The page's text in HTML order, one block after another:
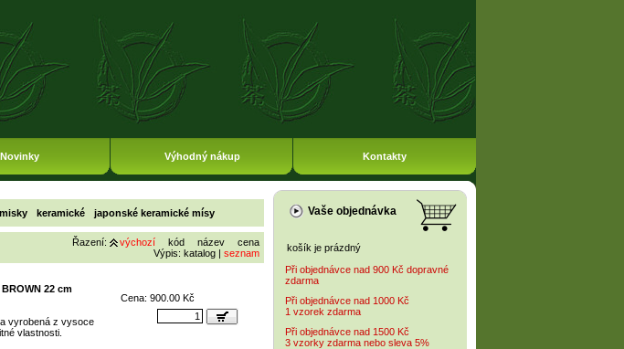
Novinky Výhodný nákup Kontakty
keramické japonské keramické mísy
Řazení: výchozí kód název
cena
Výpis: katalog | seznam
22 cm
vyrobená z vysoce
vlastnosti.
Cena: 900.00 Kč
Vaše objednávka
košík je prázdný
Při objednávce nad 900 Kč dopravné
zdarma
Při objednávce nad 1000 Kč
1 vzorek zdarma
Při objednávce nad 1500 Kč
3 vzorky zdarma nebo sleva 5%